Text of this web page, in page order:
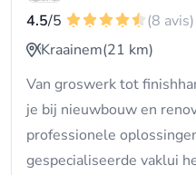
4.5/5
(8 avis)
Kraainem(21 km)
Van groswerk tot
je bij nieuwbouw en
professionele
gespecialiseerde vaklui